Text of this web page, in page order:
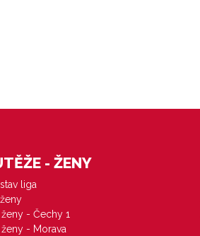
- ŽENY
liga
- Čechy 1
- Morava